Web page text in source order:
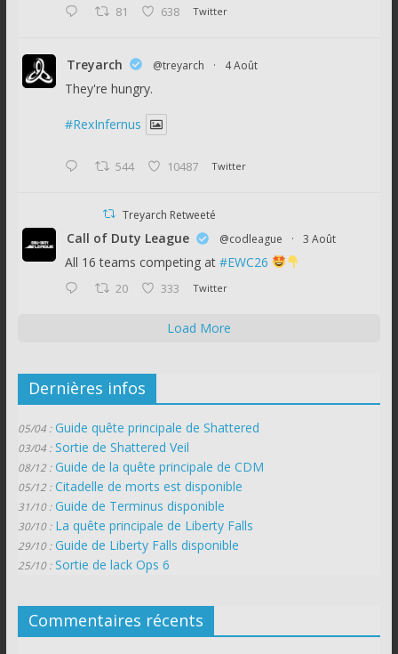
81 638 Twitter
Treyarch @treyarch · 4 Août
They're hungry.
#RexInfernus
544 10487 Twitter
Treyarch Retweeté
Call of Duty League @codleague · 3 Août
All 16 teams competing at #EWC26
20 333 Twitter
Load More
Dernières infos
05/04 : Guide quête principale de Shattered
03/04 : Sortie de Shattered Veil
08/12 : Guide de la quête principale de CDM
05/12 : Citadelle de morts est disponible
31/10 : Guide de Terminus disponible
30/10 : La quête principale de Liberty Falls
29/10 : Guide de Liberty Falls disponible
25/10 : Sortie de lack Ops 6
Commentaires récents